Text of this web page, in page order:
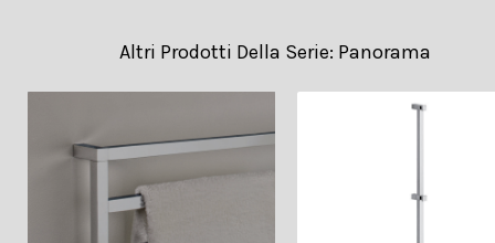
Altri Prodotti Della Serie: Panorama